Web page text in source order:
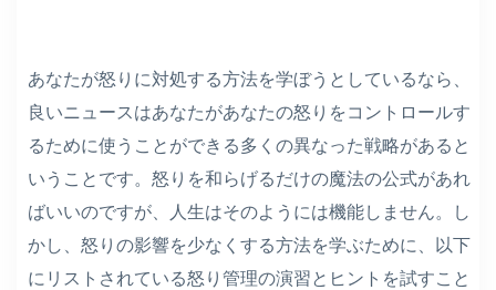
あなたが怒りに対処する方法を学ぼうとしているなら、
良いニュースはあなたがあなたの怒りをコントロールす
るために使うことができる多くの異なった戦略があると
いうことです。怒りを和らげるだけの魔法の公式があれ
ばいいのですが、人生はそのようには機能しません。し
かし、怒りの影響を少なくする方法を学ぶために、以下
にリストされている怒り管理の演習とヒントを試すこと